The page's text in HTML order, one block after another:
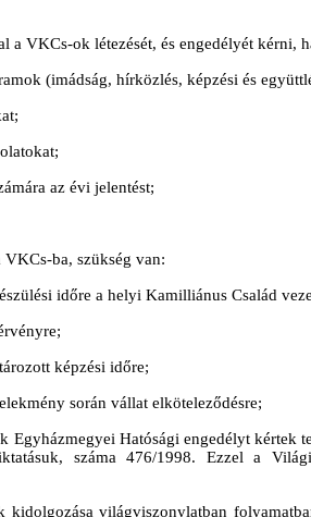
VKCs-ok létezését, és engedélyét kérni,
(imádság, hírközlés, képzési és
az évi jelentést;
ba, szükség van:
időre a helyi Kamilliánus Család
képzési időre;
során vállat elköteleződésre;
Hatósági engedélyt
száma 476/1998. Ezzel a
kidolgozása világviszonylatban